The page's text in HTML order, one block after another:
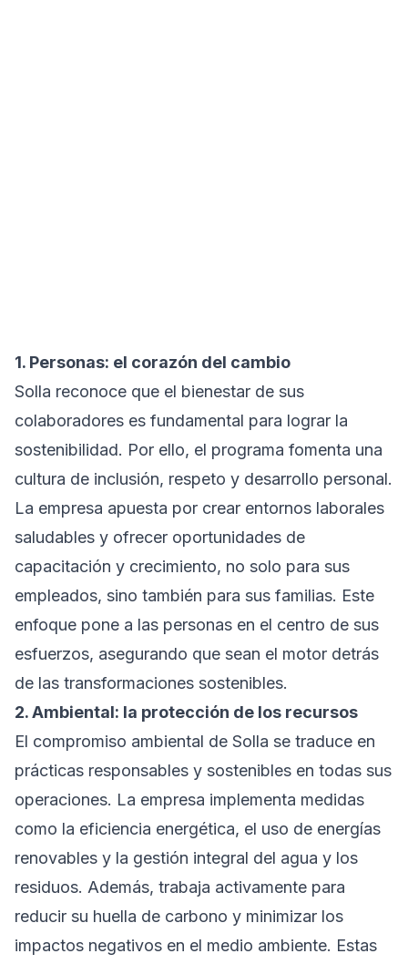
1. Personas: el corazón del cambio
Solla reconoce que el bienestar de sus
colaboradores es fundamental para lograr la
sostenibilidad. Por ello, el programa fomenta una
cultura de inclusión, respeto y desarrollo personal.
La empresa apuesta por crear entornos laborales
saludables y ofrecer oportunidades de
capacitación y crecimiento, no solo para sus
empleados, sino también para sus familias. Este
enfoque pone a las personas en el centro de sus
esfuerzos, asegurando que sean el motor detrás
de las transformaciones sostenibles.
2. Ambiental: la protección de los recursos
El compromiso ambiental de Solla se traduce en
prácticas responsables y sostenibles en todas sus
operaciones. La empresa implementa medidas
como la eficiencia energética, el uso de energías
renovables y la gestión integral del agua y los
residuos. Además, trabaja activamente para
reducir su huella de carbono y minimizar los
impactos negativos en el medio ambiente. Estas